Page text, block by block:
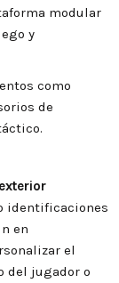
modular
y
como
de
identificaciones
en
el
del jugador o